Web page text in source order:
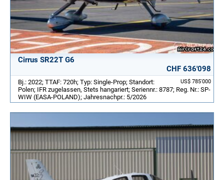
Cirrus SR22T G6
CHF 636'098
US$ 785'000
Bj.: 2022; TTAF: 720h; Typ: Single-Prop; Standort:
Polen; IFR zugelassen, Stets hangariert; Seriennr.: 8787; Reg. Nr.: SP-
WIW (EASA-POLAND); Jahresnachpr.: 5/2026